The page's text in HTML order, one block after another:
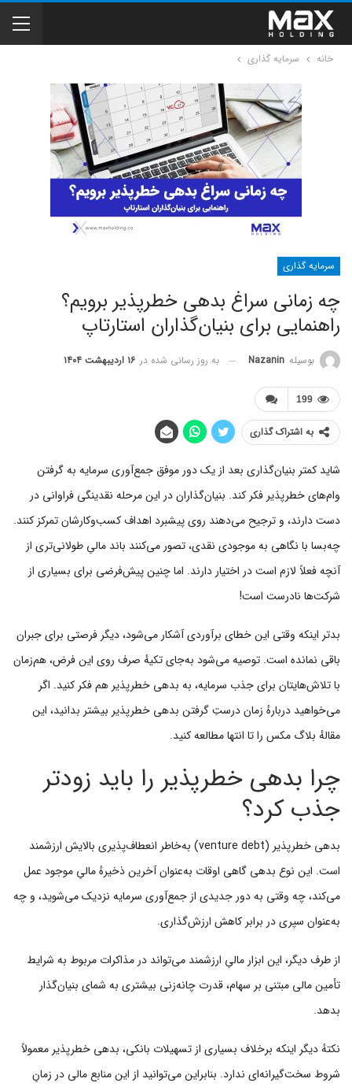
خانه سرمایه گذاری
سرمایه گذاری
چه زمانی سراغ بدهی خطرپذیر برویم؟
راهنمایی برای بنیان‌گذاران استارتاپ
بوسیله Nazanin به روز رسانی شده در ۱۶ اردیبهشت ۱۴۰۴
199
به اشتراک گذاری
شاید کمتر بنیان‌گذاری بعد از یک دور موفق جمع‌آوری سرمایه به گرفتن
وام‌های خطرپذیر فکر کند. بنیان‌گذاران در این مرحله نقدینگی فراوانی در
دست دارند، و ترجیح می‌دهند روی پیشبرد اهداف کسب‌وکارشان تمرکز کنند.
چه‌بسا با نگاهی به موجودی نقدی، تصور می‌کنند باند مالیِ طولانی‌تری از
آنچه فعلاً لازم است در اختیار دارند. اما چنین پیش‌فرضی برای بسیاری از
شرکت‌ها نادرست است!
بدتر اینکه وقتی این خطای برآوردی آشکار می‌شود، دیگر فرصتی برای جبران
باقی نمانده است. توصیه می‌شود به‌جای تکیهٔ صرف روی این فرض، هم‌زمان
با تلاش‌هایتان برای جذب سرمایه، به بدهی خطرپذیر هم فکر کنید. اگر
می‌خواهید دربارهٔ زمان درستِ گرفتن بدهی خطرپذیر بیشتر بدانید، این
مقالهٔ بلاگ مکس را تا انتها مطالعه کنید.
چرا بدهی خطرپذیر را باید زودتر
جذب کرد؟
بدهی خطرپذیر (venture debt) به‌خاطر انعطاف‌پذیری بالایش ارزشمند
است. این نوع بدهی گاهی اوقات به‌عنوان آخرین ذخیرهٔ مالیِ موجود عمل
می‌کند، چه وقتی به دور جدیدی از جمع‌آوری سرمایه نزدیک می‌شوید، و چه
به‌عنوان سپری در برابر کاهش ارزش‌گذاری.
از طرف دیگر، این ابزار مالیِ ارزشمند می‌تواند در مذاکرات مربوط به شرایط
تأمین مالی مبتنی بر سهام، قدرت چانه‌زنی بیشتری به شمای بنیان‌گذار
بدهد.
نکتهٔ دیگر اینکه برخلاف بسیاری از تسهیلات بانکی، بدهی خطرپذیر معمولاً
شروط سخت‌گیرانه‌ای ندارد. بنابراین می‌توانید از این منابع مالی در زمانِ